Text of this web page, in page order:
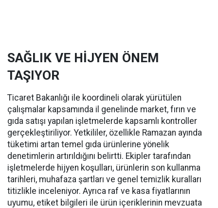
SAĞLIK VE HİJYEN ÖNEM
TAŞIYOR
Ticaret Bakanlığı ile koordineli olarak yürütülen
çalışmalar kapsamında il genelinde market, fırın ve
gıda satışı yapılan işletmelerde kapsamlı kontroller
gerçekleştiriliyor. Yetkililer, özellikle Ramazan ayında
tüketimi artan temel gıda ürünlerine yönelik
denetimlerin artırıldığını belirtti. Ekipler tarafından
işletmelerde hijyen koşulları, ürünlerin son kullanma
tarihleri, muhafaza şartları ve genel temizlik kuralları
titizlikle inceleniyor. Ayrıca raf ve kasa fiyatlarının
uyumu, etiket bilgileri ile ürün içeriklerinin mevzuata